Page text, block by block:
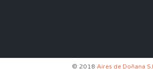
© 2018 Aires de Doñana S.L